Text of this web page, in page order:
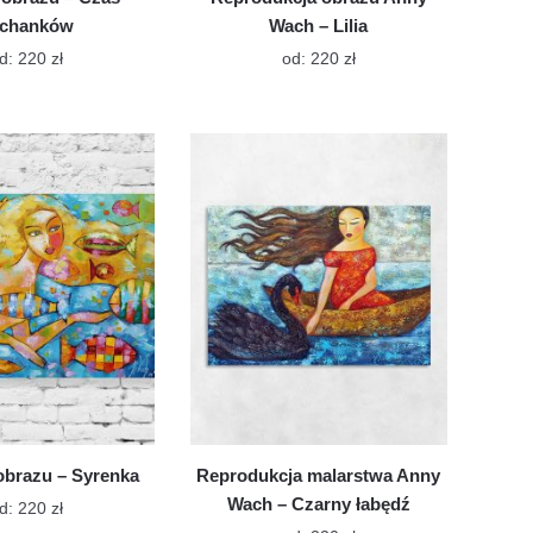
220 złTen
wiele
wariantów.
Opcje
można
wybrać
na
stronie
produktu
Wach – Lilia
od: 220 złTen
można
wybrać
na
stronie
produktu
– Syrenka
220 złTen
Reprodukcja malarstwa Anny
Wach – Czarny łabędź